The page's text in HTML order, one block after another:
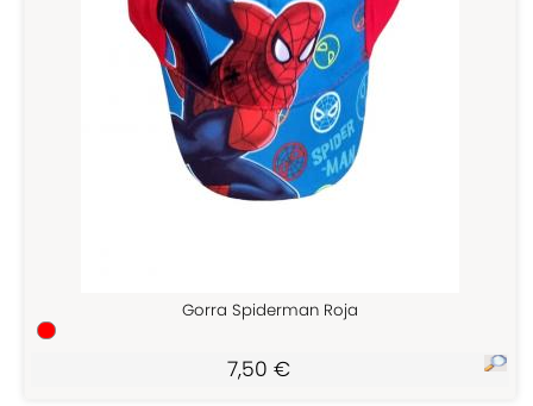
Gorra Spiderman Roja
7,50 €